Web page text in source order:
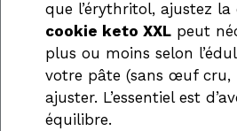
que l’érythritol, ajustez la
cookie keto XXL peut
plus ou moins selon
votre pâte (sans œuf cru,
ajuster. L’essentiel est
équilibre.